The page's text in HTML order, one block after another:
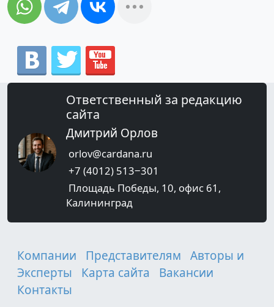
Ответственный за редакцию
сайта
Дмитрий Орлов
orlov@cardana.ru
+7 (4012) 513‒301
Площадь Победы, 10, офис 61,
Калининград
Компании Представителям
Авторы и
Эксперты
Карта сайта
Вакансии
Контакты